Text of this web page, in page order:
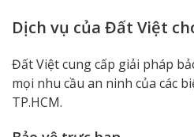
Dịch vụ của Đất Việt
Đất Việt cung cấp giải pháp
mọi nhu cầu an ninh của các
TP.HCM.